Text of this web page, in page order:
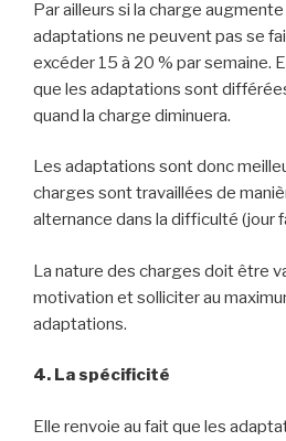
Par ailleurs si la charge
adaptations ne peuvent pas se
excéder 15 à 20 % par semaine.
que les adaptations sont
quand la charge diminuera.
Les adaptations sont donc
charges sont travaillées de
alternance dans la difficulté (jour
La nature des charges doit être
motivation et solliciter au
adaptations.
4. La spécificité
Elle renvoie au fait que les